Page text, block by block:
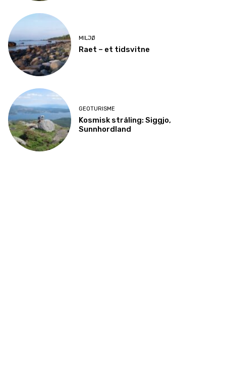
MILJØ
Raet – et tidsvitne
GEOTURISME
Kosmisk stråling: Siggjo,
Sunnhordland